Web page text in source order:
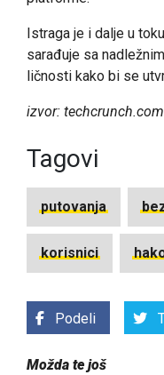
Istraga je i dalje u
sarađuje sa
ličnosti kako bi se
izvor: techcrunch.com
Tagovi
putovanja
korisnici
Podeli
Možda te još